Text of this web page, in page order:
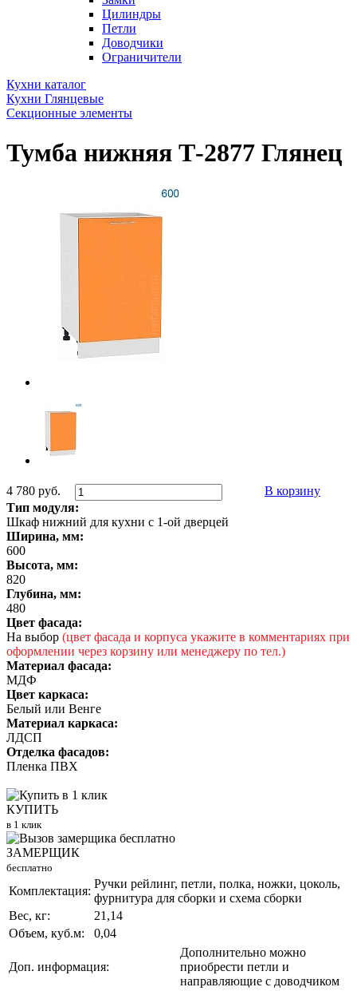
Цилиндры
Петли
Доводчики
Ограничители
Кухни каталог
Кухни Глянцевые
Секционные элементы
Тумба нижняя Т-2877 Глянец
4 780 руб.
В корзину
Тип модуля:
Шкаф нижний для кухни с 1-ой дверцей
Ширина, мм:
600
Высота, мм:
820
Глубина, мм:
480
Цвет фасада:
На выбор (цвет фасада и корпуса укажите в комментариях при
оформлении через корзину или менеджеру по тел.)
Материал фасада:
МДФ
Цвет каркаса:
Белый или Венге
Материал каркаса:
ЛДСП
Отделка фасадов:
Пленка ПВХ
КУПИТЬ
в 1 клик
ЗАМЕРЩИК
бесплатно
Комплектация:
Ручки рейлинг, петли, полка, ножки, цоколь,
фурнитура для сборки и схема сборки
Вес, кг:
21,14
Объем, куб.м:
0,04
Доп. информация:
Дополнительно можно
приобрести петли и
направляющие с доводчиком